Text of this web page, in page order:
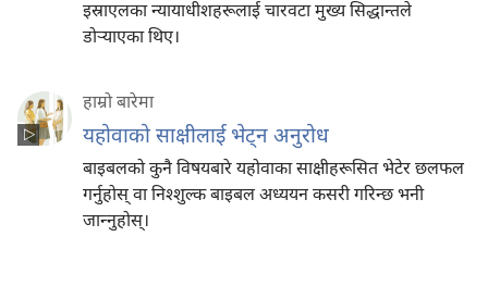
इस्राएलका न्यायाधीशहरूलाई चारवटा मुख्य सिद्धान्तले
डोऱ्याएका थिए।
हाम्रो बारेमा
यहोवाको साक्षीलाई भेट्‌न अनुरोध
बाइबलको कुनै विषयबारे यहोवाका साक्षीहरूसित भेटेर छलफल
गर्नुहोस्‌ वा निश्‍शुल्क बाइबल अध्ययन कसरी गरिन्छ भनी
जान्‍नुहोस्‌।